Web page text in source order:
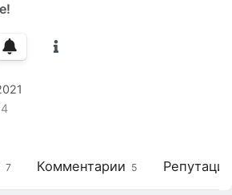
7 Комментарии 5 Репутация